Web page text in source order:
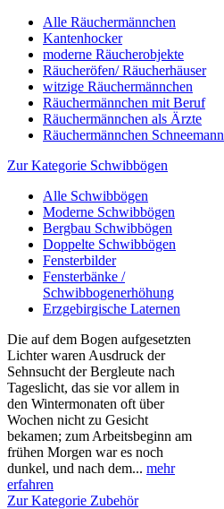
Alle Räuchermännchen
Kantenhocker
moderne Räucherobjekte
Räucheröfen/ Räucherhäuser
witzige Räuchermännchen
Räuchermännchen mit Beruf
Räuchermännchen als Ärzte
Räuchermännchen Schneemann
Zur Kategorie Schwibbögen
Alle Schwibbögen
Moderne Schwibbögen
Bergbau Schwibbögen
Doppelte Schwibbögen
Fensterbilder
Fensterbänke /
Schwibbogenerhöhung
Erzgebirgische Laternen
Die auf dem Bogen aufgesetzten
Lichter waren Ausdruck der
Sehnsucht der Bergleute nach
Tageslicht, das sie vor allem in
den Wintermonaten oft über
Wochen nicht zu Gesicht
bekamen; zum Arbeitsbeginn am
frühen Morgen war es noch
dunkel, und nach dem... mehr
erfahren
Zur Kategorie Zubehör